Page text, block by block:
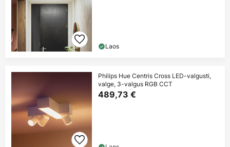
Laos
Philips Hue Centris Cross LED-valgusti,
valge, 3-valgus RGB CCT
489,73 €